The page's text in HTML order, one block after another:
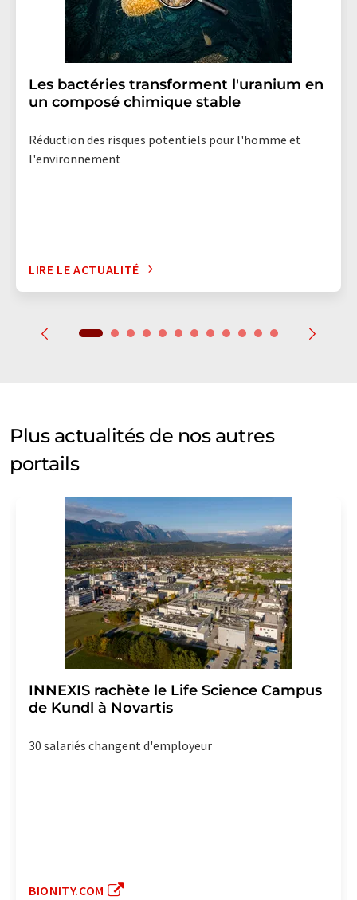
Les bactéries transforment l'uranium en
un composé chimique stable
Réduction des risques potentiels pour l'homme et
l'environnement
LIRE LE ACTUALITÉ
Plus actualités de nos autres
portails
INNEXIS rachète le Life Science Campus
de Kundl à Novartis
30 salariés changent d'employeur
BIONITY.COM